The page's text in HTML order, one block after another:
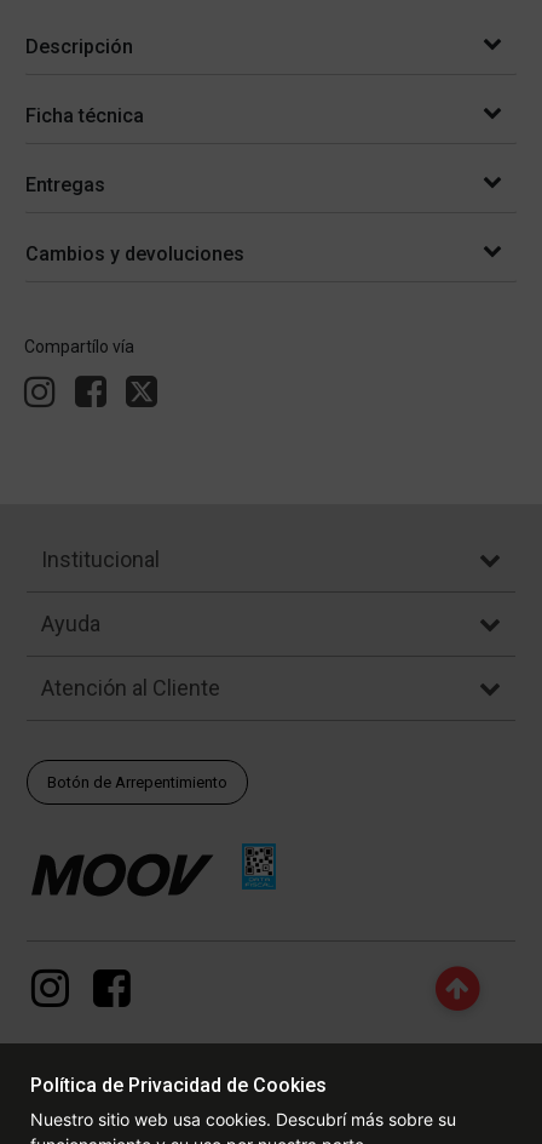
Descripción
Ficha técnica
Entregas
Cambios y devoluciones
Compartílo vía
Institucional
Ayuda
Atención al Cliente
Botón de Arrepentimiento
DERECHOS RESERVADOS. Las fotos contenidas en este site, el
Política de Privacidad de Cookies
Nuestro sitio web usa cookies. Descubrí más sobre su